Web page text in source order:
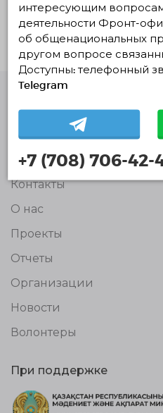
Единая Платформа
Волонтёров
© Единая Платформа
Навигация
Контакты
О нас
Проекты
Отчеты
Организации
Новости
Волонтеры
При поддержке
интересующим вопросам
деятельности Фронт-
об общенациональных
другом вопросе
Доступны: телефонный
Telegram
+7 (708) 706-42-